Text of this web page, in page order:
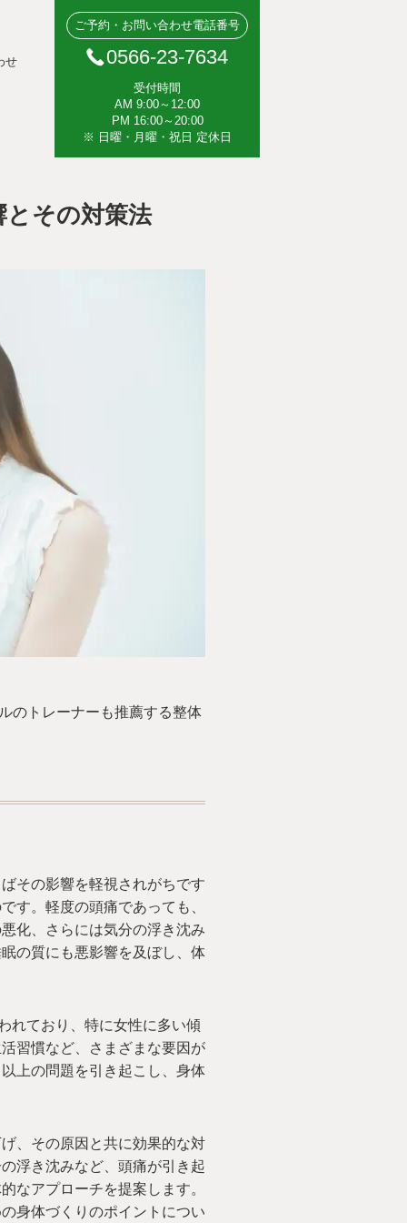
せ
ご予約・お問い合わせ電話番号
0566-23-7634
受付時間
AM 9:00～12:00
PM 16:00～20:00
※ 日曜・月曜・祝日 定休日
その対策法
のトレーナーも推薦する整体
その影響を軽視されがちです
す。軽度の頭痛であっても、
化、さらには気分の浮き沈み
の質にも悪影響を及ぼし、体
れており、特に女性に多い傾
習慣など、さまざまな要因が
上の問題を引き起こし、身体
、その原因と共に効果的な対
浮き沈みなど、頭痛が引き起
なアプローチを提案します。
身体づくりのポイントについ